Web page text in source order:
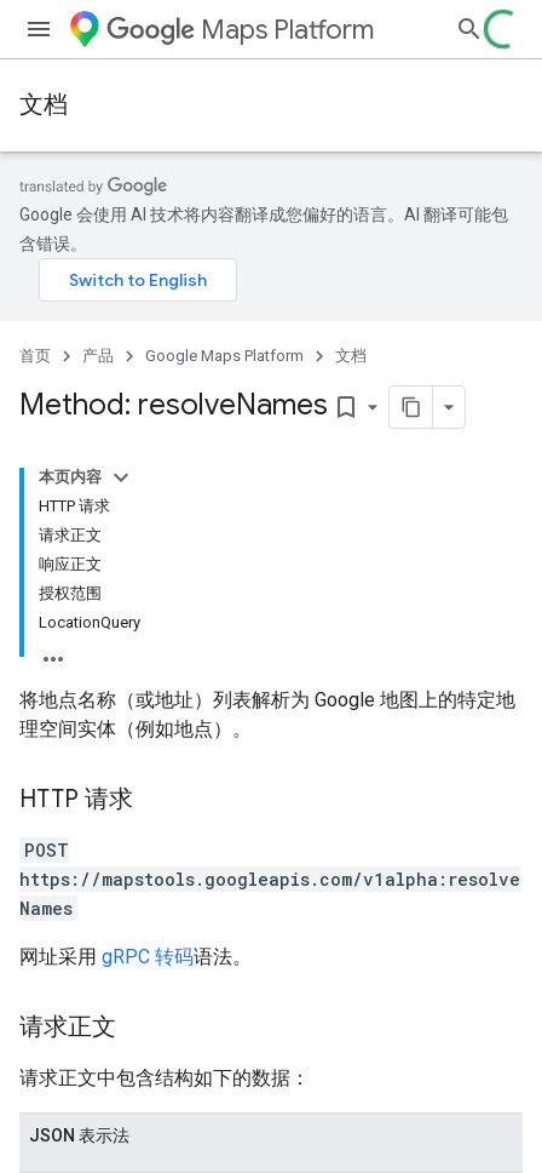
Maps Platform
文档
Google 会使用 AI 技术将内容翻译成您偏好的语言。AI 翻译可能包
含错误。
首页 产品 Google Maps Platform 文档
Method: resolveNames bookmark_border
本页内容
HTTP 请求
请求正文
响应正文
授权范围
LocationQuery
将地点名称（或地址）列表解析为 Google 地图上的特定地
理空间实体（例如地点）。
HTTP 请求
POST
https://mapstools.googleapis.com/v1alpha:resolve
Names
网址采用 gRPC 转码语法。
请求正文
请求正文中包含结构如下的数据：
JSON 表示法